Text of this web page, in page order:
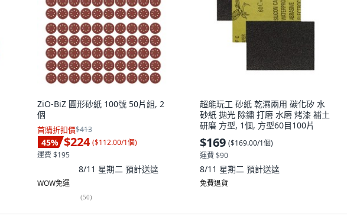
ZiO-BiZ 圓形砂紙 100號 50片組, 2
個
首購折扣價$413
45% $224 ($112.00/1個)
運費 $195
8/11 星期二 預計送達
WOW免運
(50)
超能玩工 砂紙 乾濕兩用 碳化矽 水
砂紙 拋光 除鏽 打磨 水磨 烤漆 補土
研磨 方型, 1個, 方型60目100片
$169 ($169.00/1個)
運費 $90
8/11 星期二 預計送達
免費退貨